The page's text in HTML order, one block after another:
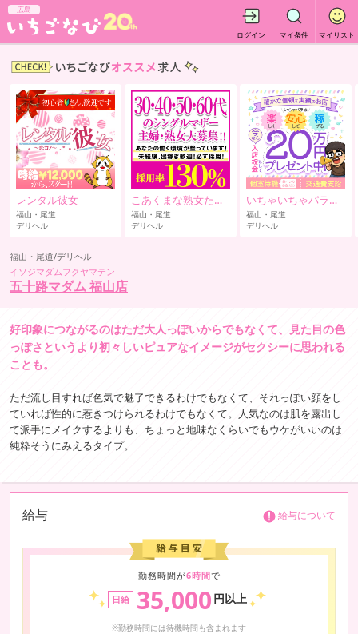
広島
ログイン マイ条件 マイリスト
レンタル彼女
福山・尾道
デリヘル
こあくまな熟女たち福山店
福山・尾道
デリヘル
いちゃいちゃパラダイ
福山・尾道
デリヘル
福山・尾道/デリヘル
イソジマダムフクヤマテン
五十路マダム 福山店
好印象につながるのはただ大人っぽいからでもなくて、見た目の色
っぽさというより初々しいピュアなイメージがセクシーに思われる
ことも。
ただ流し目すれば色気で魅了できるわけでもなくて、それっぽい顔をし
ていれば性的に惹きつけられるわけでもなくて。人気なのは肌を露出し
て派手にメイクするよりも、ちょっと地味なくらいでもウケがいいのは
純粋そうにみえるタイプ。
給与 給与について
勤務時間が6時間で
日給 35,000 円以上
※勤務時間には待機時間も含まれます